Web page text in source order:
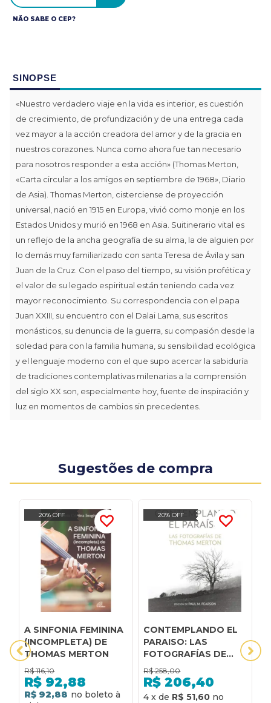
NÃO SABE O CEP?
SINOPSE
«Nuestro verdadero viaje en la vida es interior, es cuestión
de crecimiento, de profundización y de una entrega cada
vez mayor a la acción creadora del amor y de la gracia en
nuestros corazones. Nunca como ahora fue tan necesario
para nosotros responder a esta acción» (Thomas Merton,
«Carta circular a los amigos en septiembre de 1968», Diario
de Asia). Thomas Merton, cisterciense de proyección
universal, nació en 1915 en Europa, vivió como monje en los
Estados Unidos y murió en 1968 en Asia. Suitinerario vital es
un reflejo de la ancha geografía de su alma, la de alguien por
lo demás muy familiarizado con santa Teresa de Ávila y san
Juan de la Cruz. Con el paso del tiempo, su visión profética y
el valor de su legado espiritual están teniendo cada vez
mayor reconocimiento. Su correspondencia con el papa
Juan XXIII, su encuentro con el Dalai Lama, sus escritos
monásticos, su denuncia de la guerra, su compasión desde la
soledad para con la familia humana, su sensibilidad ecológica
y el lenguaje moderno con el que supo acercar la sabiduría
de tradiciones contemplativas milenarias a la comprensión
del siglo XX son, especialmente hoy, fuente de inspiración y
luz en momentos de cambios sin precedentes.
Sugestões de compra
20% OFF
A SINFONIA FEMININA
(INCOMPLETA) DE
THOMAS MERTON
R$ 116,10
R$ 92,88
R$ 92,88
20% OFF
CONTEMPLANDO EL
PARAISO: LAS
FOTOGRAFÍAS DE
THOMAS MERTON
R$ 258,00
R$ 206,40
4 x de R$ 51,60